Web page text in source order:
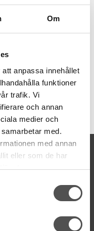
Om
anpassa innehållet
funktioner
trafik. Vi
och annan
medier och
med.
med annan
eller som de har
fungerar bra för vanlig
100%
om 1000 meter.